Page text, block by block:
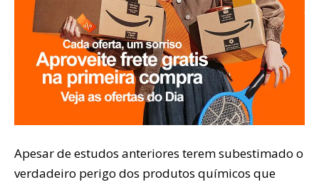
Apesar de estudos anteriores terem subestimado o
verdadeiro perigo dos produtos químicos que